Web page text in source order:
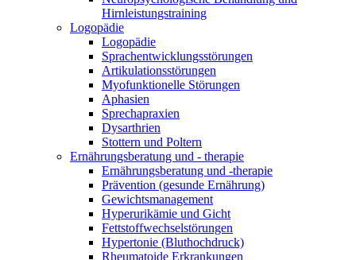
Hirnleistungstraining
Logopädie
Logopädie
Sprachentwicklungsstörungen
Artikulationsstörungen
Myofunktionelle Störungen
Aphasien
Sprechapraxien
Dysarthrien
Stottern und Poltern
Ernährungsberatung und - therapie
Ernährungsberatung und -therapie
Prävention (gesunde Ernährung)
Gewichtsmanagement
Hyperurikämie und Gicht
Fettstoffwechselstörungen
Hypertonie (Bluthochdruck)
Rheumatoide Erkrankungen